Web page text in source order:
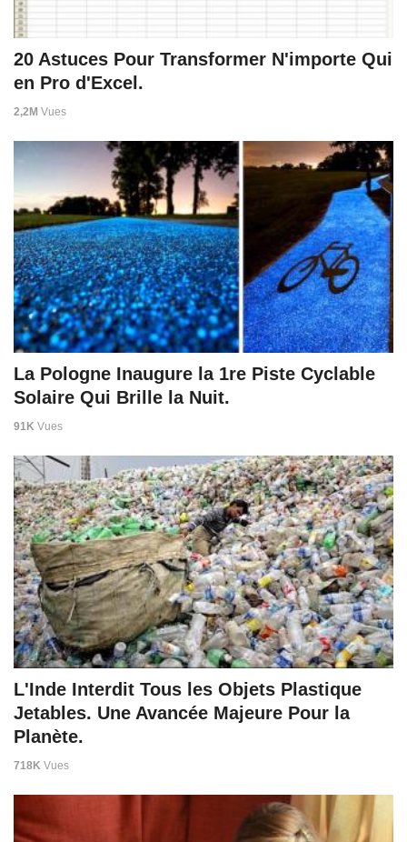
20 Astuces Pour Transformer N'importe Qui
en Pro d'Excel.
2,2M Vues
La Pologne Inaugure la 1re Piste Cyclable
Solaire Qui Brille la Nuit.
91K Vues
L'Inde Interdit Tous les Objets Plastique
Jetables. Une Avancée Majeure Pour la
Planète.
718K Vues